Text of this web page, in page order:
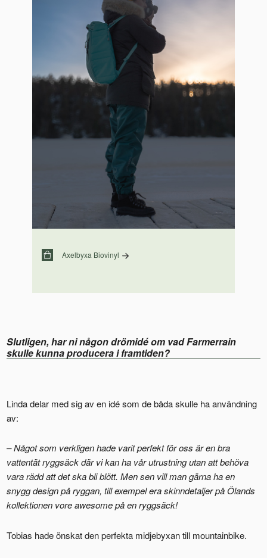
Axelbyxa Biovinyl
Slutligen, har ni någon drömidé om vad Farmerrain
skulle kunna producera i framtiden?
Linda delar med sig av en idé som de båda skulle ha användning
av:
– Något som verkligen hade varit perfekt för oss är en bra
vattentät ryggsäck där vi kan ha vår utrustning utan att behöva
vara rädd att det ska bli blött. Men sen vill man gärna ha en
snygg design på ryggan, till exempel era skinndetaljer på Ölands
kollektionen vore awesome på en ryggsäck!
Tobias hade önskat den perfekta midjebyxan till mountainbike.